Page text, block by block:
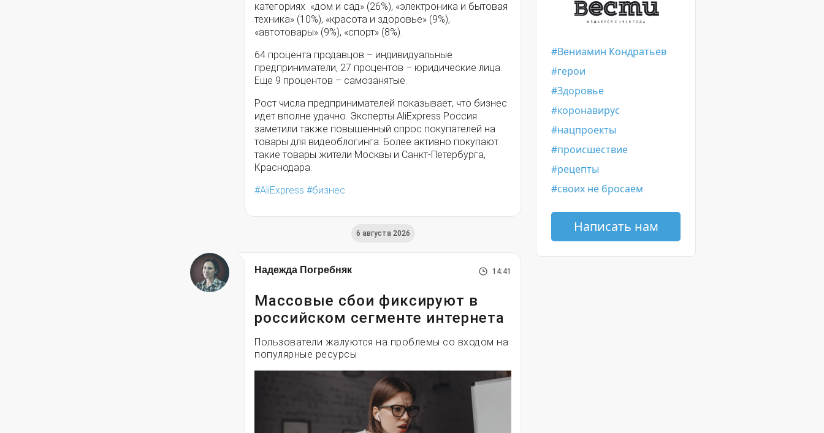
категориях «дом и сад» (26%), «электроника и бытовая
техника» (10%), «красота и здоровье» (9%),
«автотовары» (9%), «спорт» (8%).
64 процента продавцов – индивидуальные
предприниматели, 27 процентов – юридические лица.
Еще 9 процентов – самозанятые.
Рост числа предпринимателей показывает, что бизнес
идет вполне удачно. Эксперты AliExpress Россия
заметили также повышенный спрос покупателей на
товары для видеоблогинга. Более активно покупают
такие товары жители Москвы и Санкт-Петербурга,
Краснодара.
AliExpress
бизнес
6 августа 2026
Надежда Погребняк 14:41
Массовые сбои фиксируют в
российском сегменте интернета
Пользователи жалуются на проблемы со входом на
популярные ресурсы
Вениамин Кондратьев
герои
Здоровье
коронавирус
нацпроекты
происшествие
рецепты
своих не бросаем
Написать нам